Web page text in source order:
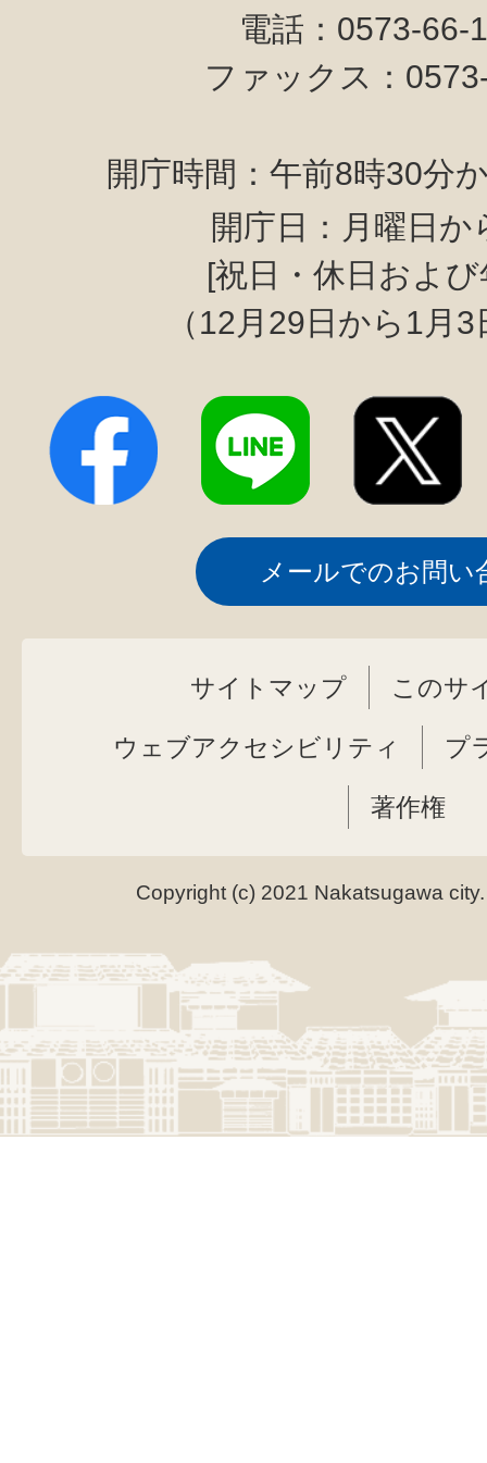
電話：0573-
ファックス：
開庁時間：午前8時30分
開庁日：月曜日か
[祝日・休日およ
（12月29日から1月
メールでのお問い
サイトマップ このサ
ウェブアクセシビリティ プ
著作権
Copyright (c) 2021 Nakatsugawa